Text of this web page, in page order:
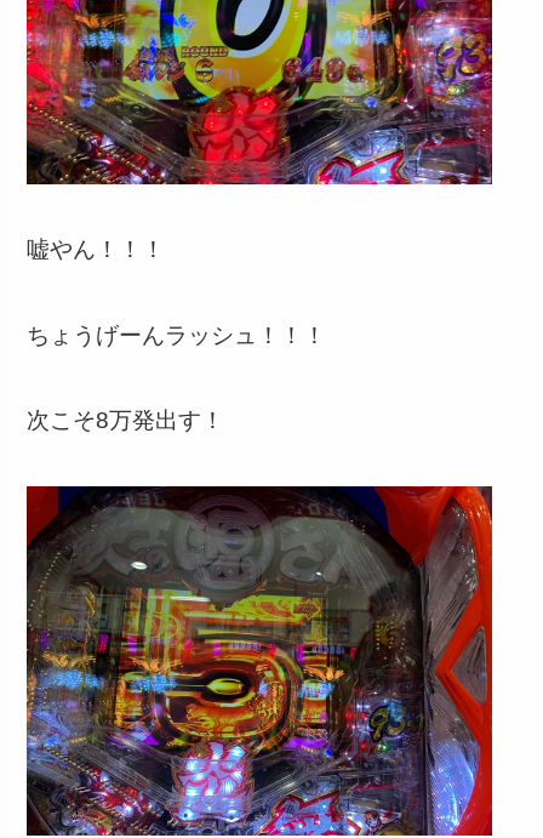
嘘やん！！！
ちょうげーんラッシュ！！！
次こそ8万発出す！